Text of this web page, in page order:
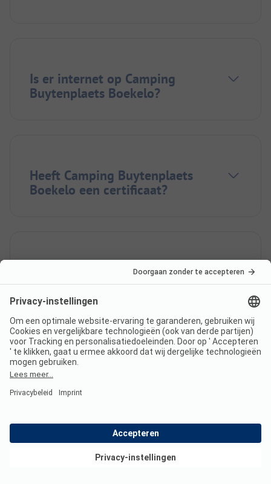
Is er internet op Camping
Buytenplaets Boekelo?
Heeft Camping Buytenplaets
Boekelo een certificaat?
In welke talen kun je inchecken
bij Camping Buytenplaets
Boekelo?
Heeft Camping Buytenplaets
Boekelo een zwembad?
Bekijk deals